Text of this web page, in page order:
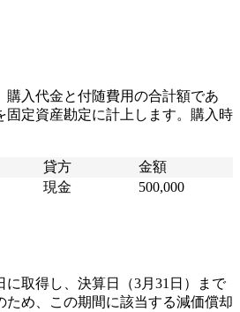
購入代金と付随費用の合計額であ
固定資産勘定に計上します。購入時
貸方
金額
現金 500,000
に取得し、決算日（3月31日）まで
ため、この期間に該当する減価償却